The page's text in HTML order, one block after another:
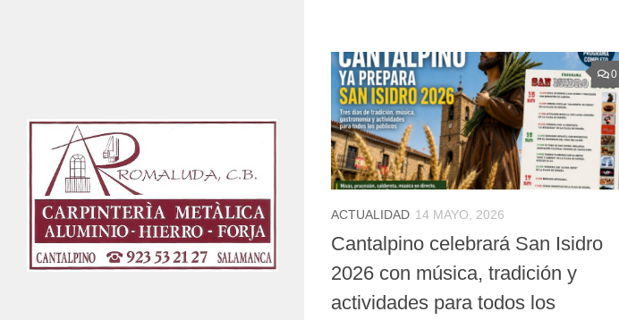
0
ACTUALIDAD 14 MAYO, 2026
Cantalpino celebrará San Isidro
2026 con música, tradición y
actividades para todos los